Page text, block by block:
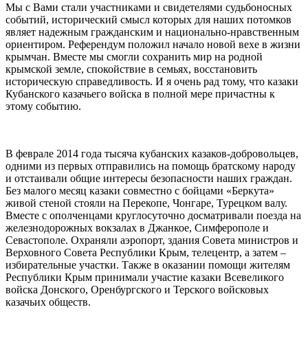
Мы с Вами стали участниками и свидетелями судьбоносных
событий, исторический смысл которых для наших потомков
являет надежным гражданским и национально-нравственным
ориентиром. Референдум положил начало новой вехе в жизни
крымчан. Вместе мы смогли сохранить мир на родной
крымской земле, спокойствие в семьях, восстановить
историческую справедливость. И я очень рад тому, что казаки
Кубанского казачьего войска в полной мере причастны к
этому событию.
В феврале 2014 года тысяча кубанских казаков-добровольцев,
одними из первых отправились на помощь братскому народу
и отстаивали общие интересы безопасности наших граждан.
Без малого месяц казаки совместно с бойцами «Беркута»
живой стеной стояли на Перекопе, Чонгаре, Турецком валу.
Вместе с ополченцами круглосуточно досматривали поезда на
железнодорожных вокзалах в Джанкое, Симферополе и
Севастополе. Охраняли аэропорт, здания Совета министров и
Верховного Совета Республики Крым, телецентр, а затем –
избирательные участки. Также в оказании помощи жителям
Республики Крым принимали участие казаки Всевеликого
войска Донского, Оренбургского и Терского войсковых
казачьих обществ.